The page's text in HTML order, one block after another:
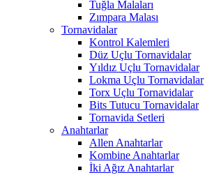
Tuğla Malaları
Zımpara Malası
Tornavidalar
Kontrol Kalemleri
Düz Uçlu Tornavidalar
Yıldız Uçlu Tornavidalar
Lokma Uçlu Tornavidalar
Torx Uçlu Tornavidalar
Bits Tutucu Tornavidalar
Tornavida Setleri
Anahtarlar
Allen Anahtarlar
Kombine Anahtarlar
İki Ağız Anahtarlar